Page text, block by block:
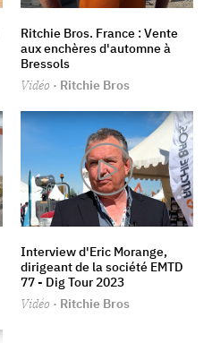
Ritchie Bros. France : Vente
aux enchères d'automne à
Bressols
Vidéo · Ritchie Bros
Interview d'Eric Morange,
dirigeant de la société EMTD
77 - Dig Tour 2023
Vidéo · Ritchie Bros